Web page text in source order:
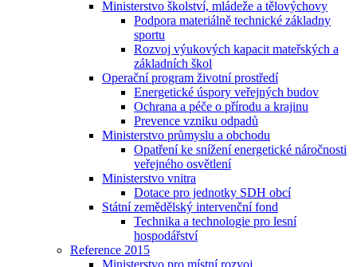
Ministerstvo školství, mládeže a tělovýchovy
Podpora materiálně technické základny
sportu
Rozvoj výukových kapacit mateřských a
základních škol
Operační program životní prostředí
Energetické úspory veřejných budov
Ochrana a péče o přírodu a krajinu
Prevence vzniku odpadů
Ministerstvo průmyslu a obchodu
Opatření ke snížení energetické náročnosti
veřejného osvětlení
Ministerstvo vnitra
Dotace pro jednotky SDH obcí
Státní zemědělský intervenční fond
Technika a technologie pro lesní
hospodářství
Reference 2015
Ministerstvo pro místní rozvoj